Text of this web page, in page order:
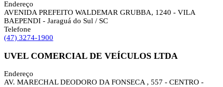
Endereço
AVENIDA PREFEITO WALDEMAR GRUBBA, 1240 - VILA
BAEPENDI - Jaraguá do Sul / SC
Telefone
(47) 3274-1900
UVEL COMERCIAL DE VEÍCULOS LTDA
Endereço
AV. MARECHAL DEODORO DA FONSECA , 557 - CENTRO -